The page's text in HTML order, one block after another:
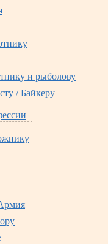
и рыболову
/ Байкеру